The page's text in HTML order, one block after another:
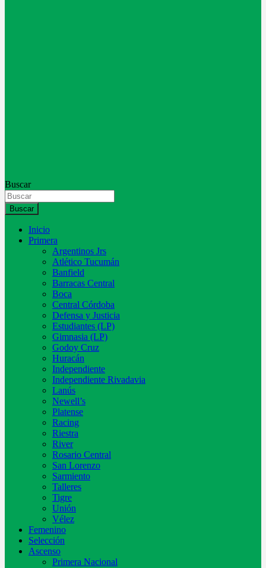
Buscar
Buscar
Inicio
Primera
Argentinos Jrs
Atlético Tucumán
Banfield
Barracas Central
Boca
Central Córdoba
Defensa y Justicia
Estudiantes (LP)
Gimnasia (LP)
Godoy Cruz
Huracán
Independiente
Independiente Rivadavia
Lanús
Newell’s
Platense
Racing
Riestra
River
Rosario Central
San Lorenzo
Sarmiento
Talleres
Tigre
Unión
Vélez
Femenino
Selección
Ascenso
Primera Nacional